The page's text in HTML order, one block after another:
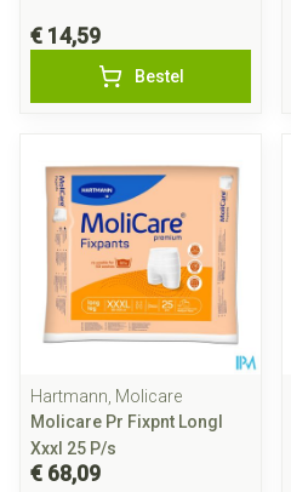
€ 14,59
Bestel
Hartmann, Molicare
Molicare Pr Fixpnt Longl
Xxxl 25 P/s
€ 68,09